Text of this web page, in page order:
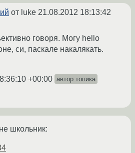
от luke 21.08.2012 18:13:42
говоря. Могу hello
си, паскале накалякать.
+00:00 автор топика
школьник: